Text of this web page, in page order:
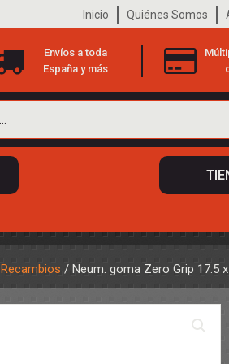
Inicio Quiénes Somos
Envíos a toda
España y más
Recambios / Neum. goma Zero Grip 17.5